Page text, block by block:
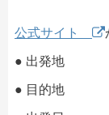
公式サイト
● 出発地
● 目的地